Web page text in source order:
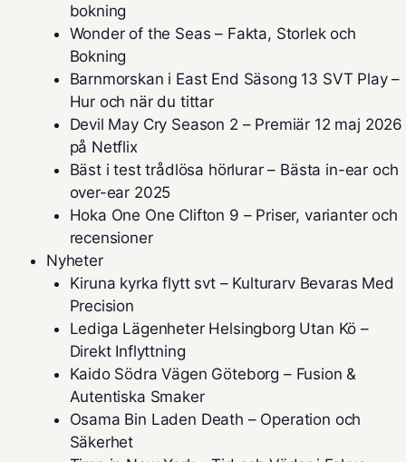
bokning
Wonder of the Seas – Fakta, Storlek och
Bokning
Barnmorskan i East End Säsong 13 SVT Play –
Hur och när du tittar
Devil May Cry Season 2 – Premiär 12 maj 2026
på Netflix
Bäst i test trådlösa hörlurar – Bästa in-ear och
over-ear 2025
Hoka One One Clifton 9 – Priser, varianter och
recensioner
Nyheter
Kiruna kyrka flytt svt – Kulturarv Bevaras Med
Precision
Lediga Lägenheter Helsingborg Utan Kö –
Direkt Inflyttning
Kaido Södra Vägen Göteborg – Fusion &
Autentiska Smaker
Osama Bin Laden Death – Operation och
Säkerhet